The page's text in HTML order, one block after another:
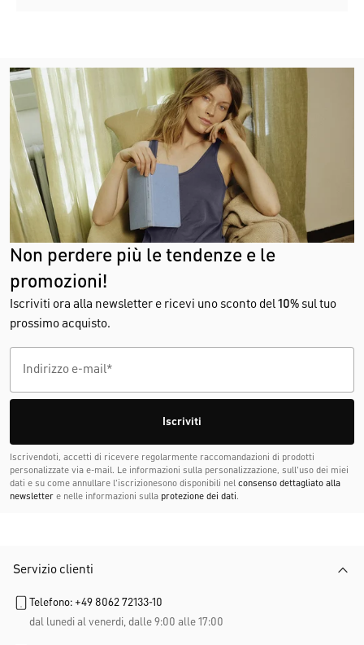
Non perdere più le tendenze e le
promozioni!
Iscriviti ora alla newsletter e ricevi uno sconto del10%sul tuo
prossimo acquisto.
Iscriviti
Iscrivendoti, accetti di ricevere regolarmente raccomandazioni di prodotti
personalizzate via e-mail. Le informazioni sulla personalizzazione, sull'uso dei miei
dati e su come annullare l'iscrizionesono disponibili nel consenso dettagliato alla
newsletter e nelle informazioni sulla protezione dei dati.
Servizio clienti
Telefono: +49 8062 72133-10
dal lunedi al venerdi, dalle 9:00 alle 17:00